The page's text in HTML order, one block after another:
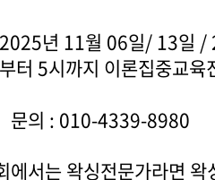
년 11월 06일/ 13일 /
터 5시까지 이론집중교육
문의 : 010-4339-8980
에서는 왁싱전문가라면 왁